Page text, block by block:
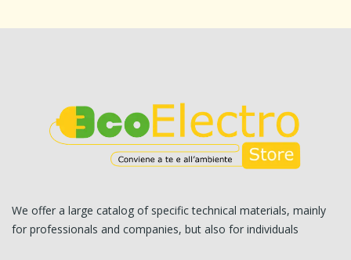
We offer a large catalog of specific technical materials, mainly
for professionals and companies, but also for individuals